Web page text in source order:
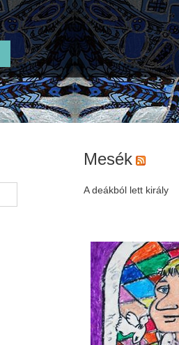
Mesék
A deákból lett király